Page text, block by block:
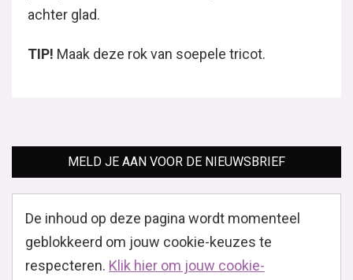
achter glad.
TIP! Maak deze rok van soepele tricot.
MELD JE AAN VOOR DE NIEUWSBRIEF
De inhoud op deze pagina wordt momenteel
geblokkeerd om jouw cookie-keuzes te
respecteren. Klik hier om jouw cookie-